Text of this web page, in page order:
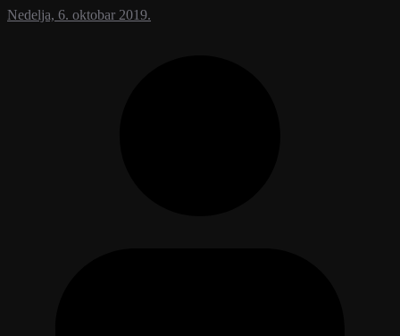
Nedelja, 6. oktobar 2019.